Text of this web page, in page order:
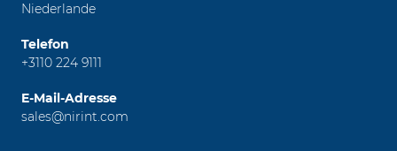
Niederlande
Telefon
+3110 224 9111
E-Mail-Adresse
sales@nirint.com